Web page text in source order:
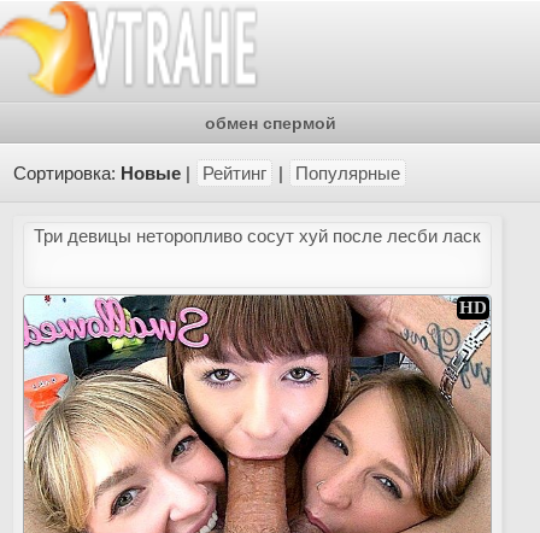
обмен спермой
Сортировка: Новые | Рейтинг | Популярные
Три девицы неторопливо сосут хуй после лесби ласк